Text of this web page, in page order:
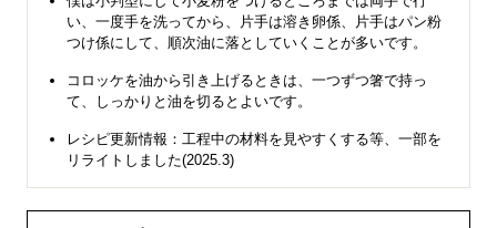
い、一度手を洗ってから、片手は溶き卵係、片手はパン粉
つけ係にして、順次油に落としていくことが多いです。
コロッケを油から引き上げるときは、一つずつ箸で持っ
て、しっかりと油を切るとよいです。
レシピ更新情報：工程中の材料を見やすくする等、一部を
リライトしました(2025.3)